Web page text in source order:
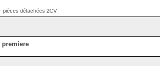
pièces détachées 2CV
premiere